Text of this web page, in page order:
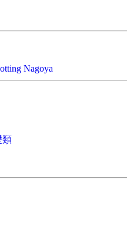
Nagoya
類